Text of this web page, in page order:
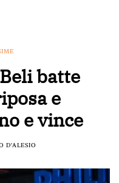
batte
e
e vince
D'ALESIO